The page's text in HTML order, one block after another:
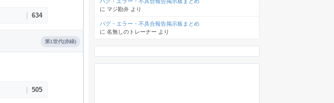
634
第1世代(赤緑)
505
に マジ勘弁 より
バグ・エラー・不具合報告掲示板まとめ
に 名無しのトレーナー より